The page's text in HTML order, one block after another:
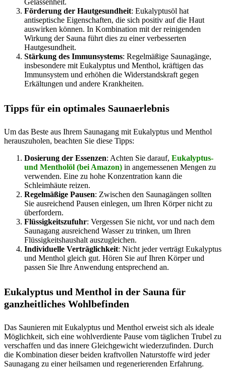
Gelassenheit.
Förderung der Hautgesundheit: Eukalyptusöl hat
antiseptische Eigenschaften, die sich positiv auf die Haut
auswirken können. In Kombination mit der reinigenden
Wirkung der Sauna führt dies zu einer verbesserten
Hautgesundheit.
Stärkung des Immunsystems: Regelmäßige Saunagänge,
insbesondere mit Eukalyptus und Menthol, kräftigen das
Immunsystem und erhöhen die Widerstandskraft gegen
Erkältungen und andere Krankheiten.
Tipps für ein optimales Saunaerlebnis
Um das Beste aus Ihrem Saunagang mit Eukalyptus und Menthol
herauszuholen, beachten Sie diese Tipps:
Dosierung der Essenzen: Achten Sie darauf, Eukalyptus-
und Mentholöl (bei Amazon) in angemessenen Mengen zu
verwenden. Eine zu hohe Konzentration kann die
Schleimhäute reizen.
Regelmäßige Pausen: Zwischen den Saunagängen sollten
Sie ausreichend Pausen einlegen, um Ihren Körper nicht zu
überfordern.
Flüssigkeitszufuhr: Vergessen Sie nicht, vor und nach dem
Saunagang ausreichend Wasser zu trinken, um Ihren
Flüssigkeitshaushalt auszugleichen.
Individuelle Verträglichkeit: Nicht jeder verträgt Eukalyptus
und Menthol gleich gut. Hören Sie auf Ihren Körper und
passen Sie Ihre Anwendung entsprechend an.
Eukalyptus und Menthol in der Sauna für
ganzheitliches Wohlbefinden
Das Saunieren mit Eukalyptus und Menthol erweist sich als ideale
Möglichkeit, sich eine wohlverdiente Pause vom täglichen Trubel zu
verschaffen und das innere Gleichgewicht wiederzufinden. Durch
die Kombination dieser beiden kraftvollen Naturstoffe wird jeder
Saunagang zu einer heilsamen und regenerierenden Erfahrung.